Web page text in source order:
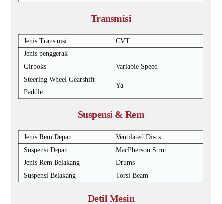
Transmisi
Jenis Transmisi
CVT
Jenis penggerak
-
Girboks
Variable Speed
Steering Wheel Gearshift
Paddle
Ya
Suspensi & Rem
Jenis Rem Depan
Ventilated Discs
Suspensi Depan
MacPherson Strut
Jenis Rem Belakang
Drums
Suspensi Belakang
Torsi Beam
Detil Mesin